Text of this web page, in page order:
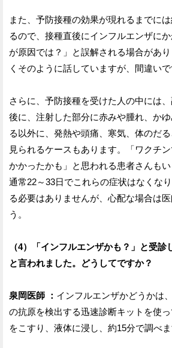
また、予防接種の効果が現れるまでに
るので、接種直後にインフルエンザに
が原因では？」と誤解される場合があ
くそのように話していますが、間違いで
さらに、予防接種を受けた人の中には
後に、注射した部分に赤みや腫れ、か
る以外に、発熱や頭痛、寒気、体のだ
見られるケースもあります。「ワクチ
かかったかも」と思われる患者さんもい
通常22～33日でこれらの症状はなくな
る必要はありませんが、心配な場合は
う。
（4）「インフルエンザかも？」と受
と言われました。どうしてですか？
泉岡医師 ： インフルエンザかどうかは
の抗原を検出する迅速診断キットを使
をこすり、液体に浸し、約15分で調べま